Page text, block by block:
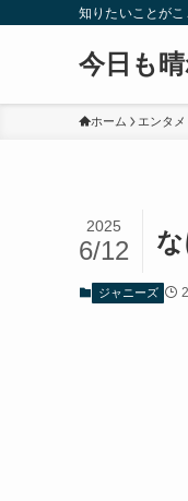
知りたいことがこ
今日も
ホーム エンタ
2025
6/12
ジャニーズ